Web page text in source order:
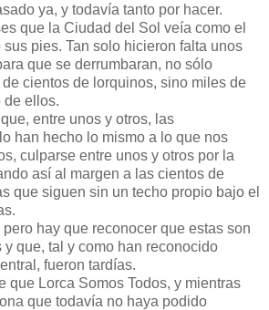
ya, y todavía tanto por hacer.
que la Ciudad del Sol veía como el
pies. Tan solo hicieron falta unos
que se derrumbaran, no sólo
cientos de lorquinos, sino miles de
de ellos.
entre unos y otros, las
han hecho lo mismo a lo que nos
culparse entre unos y otros por la
así al margen a las cientos de
que siguen sin un techo propio bajo el
hay que reconocer que estas son
que, tal y como han reconocido
fueron tardías.
que Lorca Somos Todos, y mientras
que todavía no haya podido